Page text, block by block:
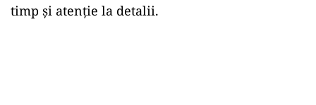
timp și atenție la detalii.